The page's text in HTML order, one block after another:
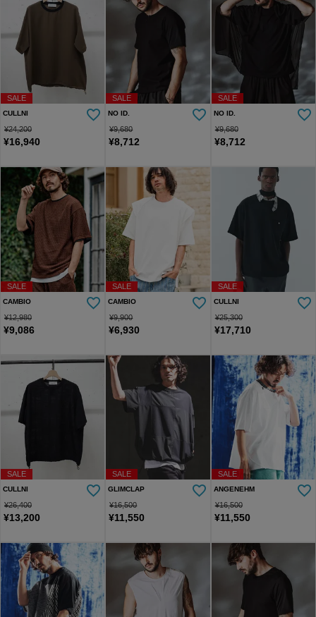
SALE
CULLNI
¥24,200
¥16,940
SALE
NO ID.
¥9,680
¥8,712
SALE
NO ID.
¥9,680
¥8,712
SALE
CAMBIO
¥12,980
¥9,086
SALE
CAMBIO
¥9,900
¥6,930
SALE
CULLNI
¥25,300
¥17,710
SALE
CULLNI
¥26,400
¥13,200
SALE
GLIMCLAP
¥16,500
¥11,550
SALE
ANGENEHM
¥16,500
¥11,550